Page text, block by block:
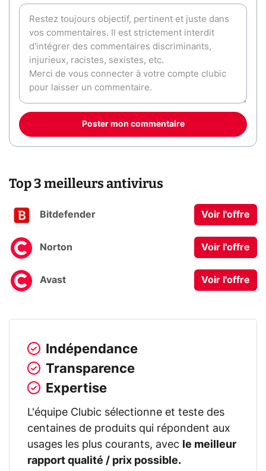
Poster mon commentaire
Top 3 meilleurs antivirus
Bitdefender Voir l'offre
Norton Voir l'offre
Avast Voir l'offre
Indépendance
Transparence
Expertise
L'équipe Clubic sélectionne et teste des
centaines de produits qui répondent aux
usages les plus courants, avec
le meilleur
rapport qualité / prix possible.